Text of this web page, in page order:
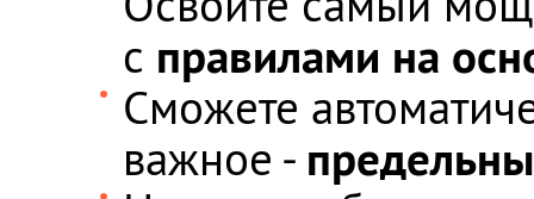
с правилами на
Сможете
важное -